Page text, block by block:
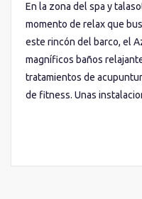
En la zona del spa y
momento de relax que
este rincón del barco, el
magníficos baños
tratamientos de
de fitness. Unas